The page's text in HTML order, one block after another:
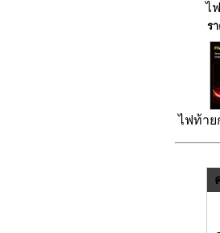
ไ
ร
ไฟท้าย